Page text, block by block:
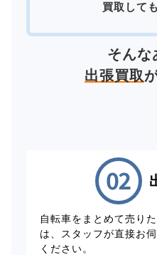
買取して
そんな
出張買取
自転車をまとめて売り
は、スタッフが直接お
ください。